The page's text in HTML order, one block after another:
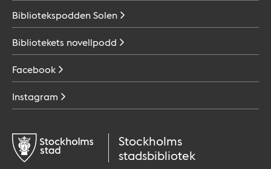
BibliotekspoddenSolen
Bibliotekets novellpodd
Facebook
Instagram
Stockholms
stadsbibliotek